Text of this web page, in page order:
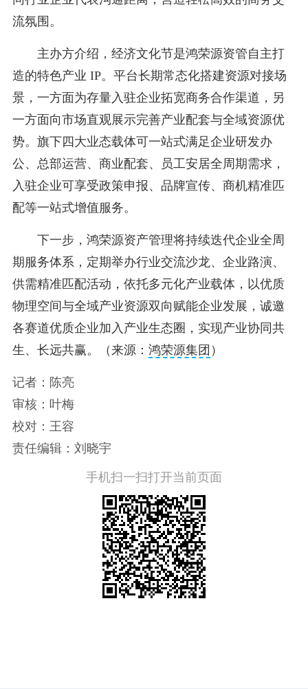
流氛围。
主办方介绍，经济文化节是鸿荣源资管自主打
造的特色产业 IP。平台长期常态化搭建资源对接场
景，一方面为存量入驻企业拓宽商务合作渠道，另
一方面向市场直观展示完善产业配套与全域资源优
势。旗下四大业态载体可一站式满足企业研发办
公、总部运营、商业配套、员工安居全周期需求，
入驻企业可享受政策申报、品牌宣传、商机精准匹
配等一站式增值服务。
下一步，鸿荣源资产管理将持续迭代企业全周
期服务体系，定期举办行业交流沙龙、企业路演、
供需精准匹配活动，依托多元化产业载体，以优质
物理空间与全域产业资源双向赋能企业发展，诚邀
各赛道优质企业加入产业生态圈，实现产业协同共
生、长远共赢。（来源： 鸿荣源集团 ）
记者：陈亮
审核：叶梅
校对：王容
责任编辑：刘晓宇
手机扫一扫打开当前页面